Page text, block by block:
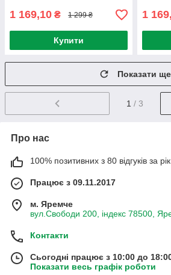
1 169,10 ₴ 1 299 ₴
Купити
1
Показати ще
1 / 3
Про нас
100% позитивних з 80 відгуків за рік
Працює з 09.11.2017
м. Яремче
вул.Свободи 200, індекс 78500,
Контакти
Сьогодні працює з 10:00 до
Показати весь графік роботи